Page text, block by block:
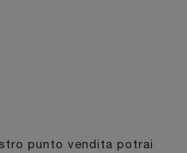
punto vendita potrai